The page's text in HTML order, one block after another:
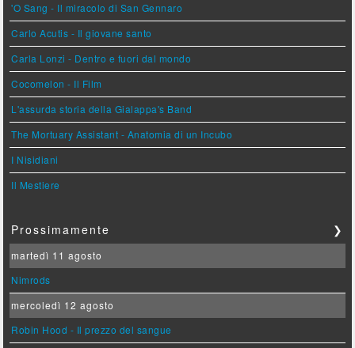
'O Sang - Il miracolo di San Gennaro
Carlo Acutis - Il giovane santo
Carla Lonzi - Dentro e fuori dal mondo
Cocomelon - Il Film
L'assurda storia della Gialappa's Band
The Mortuary Assistant - Anatomia di un Incubo
I Nisidiani
Il Mestiere
Prossimamente ❯
martedì 11 agosto
Nimrods
mercoledì 12 agosto
Robin Hood - Il prezzo del sangue